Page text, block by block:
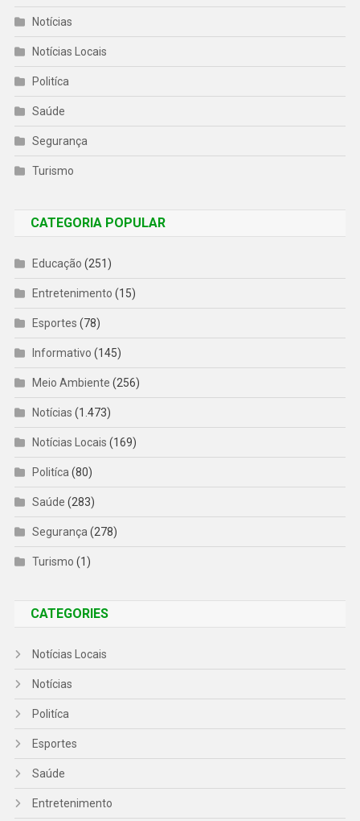
Notícias
Notícias Locais
Politíca
Saúde
Segurança
Turismo
CATEGORIA POPULAR
Educação (251)
Entretenimento (15)
Esportes (78)
Informativo (145)
Meio Ambiente (256)
Notícias (1.473)
Notícias Locais (169)
Politíca(80)
Saúde (283)
Segurança(278)
Turismo (1)
CATEGORIES
Notícias Locais
Notícias
Politíca
Esportes
Saúde
Entretenimento